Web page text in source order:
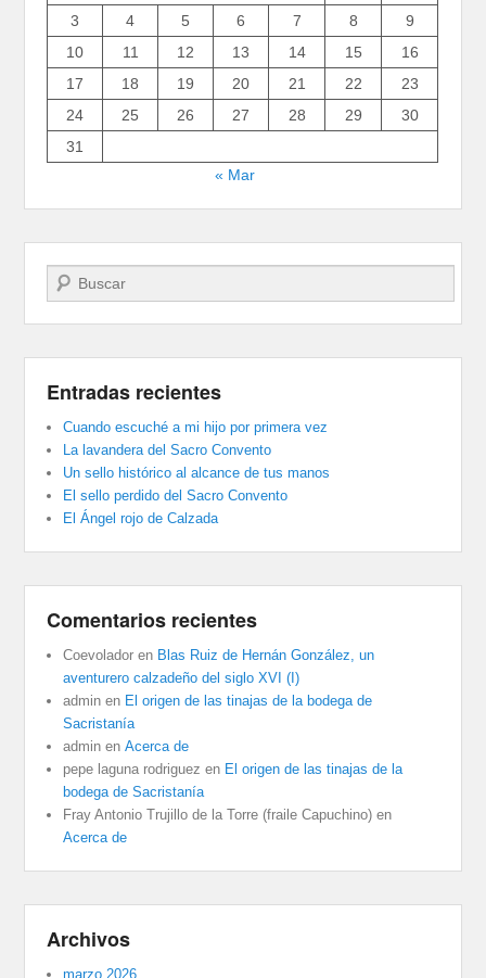
3
4 5 6 7 8
9
10
11 12 13 14 15
16
17
18 19 20 21 22
23
24
25 26 27 28 29
30
31
« Mar
Buscar
Entradas recientes
Cuando escuché a mi hijo por primera vez
La lavandera del Sacro Convento
Un sello histórico al alcance de tus manos
El sello perdido del Sacro Convento
El Ángel rojo de Calzada
Comentarios recientes
Coevolador en Blas Ruiz de Hernán González, un
aventurero calzadeño del siglo XVI (I)
admin en El origen de las tinajas de la bodega de
Sacristanía
admin enAcerca de
pepe laguna rodriguez en El origen de las tinajas de la
bodega de Sacristanía
Fray Antonio Trujillo de la Torre (fraile Capuchino) en
Acerca de
Archivos
marzo 2026